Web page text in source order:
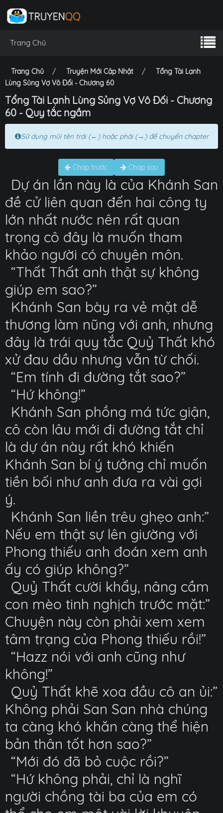
Trang Chủ
Trang Chủ Truyện Mới Cập Nhật
Tổng Tài Lạnh
Lùng Sủng Vợ Vô Đối - Chương 60
Tổng Tài Lạnh Lùng Sủng Vợ Vô Đối - Chương
60 - Quy tắc ngầm
Sử dụng mũi tên trái (←) hoặc phải (→) để chuyển chapter
Chap trước Chap sau
Dự án lần này là của Khánh San
đề cử liên quan đến hai công ty
lớn nhất nước nên rất quan
trọng cô đây là muốn tham
khảo người có chuyên môn.
“Thất Thất anh thật sự không
giúp em sao?”
Khánh San bày ra vẻ mặt dễ
thương làm nũng với anh, nhưng
đây là trái quy tắc Quỷ Thất khó
xử đau dầu nhưng vẫn từ chối.
“Em tính đi đường tắt sao?”
“Hứ không!”
Khánh San phồng má tức giận,
cô còn lâu mới đi đường tắt chỉ
là dự án này rất khó khiến
Khánh San bí ý tưởng chỉ muốn
tiền bối như anh đưa ra vài gợi
ý.
Khánh San liền trêu ghẹo anh:”
Nếu em thật sự lên giường với
Phong thiếu anh đoán xem anh
ấy có giúp không?”
Quỷ Thất cười khẩy, nâng cầm
con mèo tinh nghịch trước mặt:”
Chuyện này còn phải xem xem
tâm trạng của Phong thiếu rồi!”
“Hazz nói với anh cũng như
không!”
Quỷ Thất khẽ xoa đầu cô an ủi:”
Không phải San San nhà chúng
ta càng khó khăn càng thể hiện
bản thân tốt hơn sao?”
“Mới đó đã bỏ cuộc rồi?”
“Hứ không phải, chỉ là nghĩ
người chồng tài ba của em có